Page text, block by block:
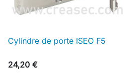
 Aperçu rapide
Cylindre de porte ISEO F5
24,20 €